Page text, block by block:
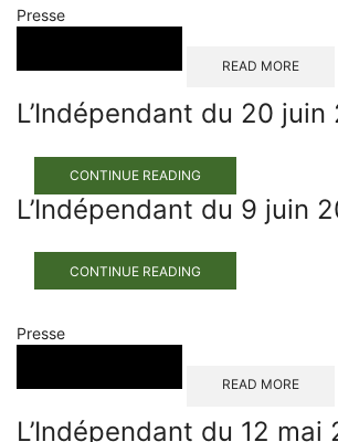
Presse
READ MORE
L’Indépendant du 20 juin
CONTINUE READING
L’Indépendant du 9 juin
CONTINUE READING
Presse
READ MORE
L’Indépendant du 12 mai